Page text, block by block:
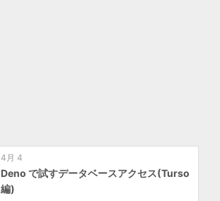
4月 4
Deno で試すデータベースアクセス(Turso
編)